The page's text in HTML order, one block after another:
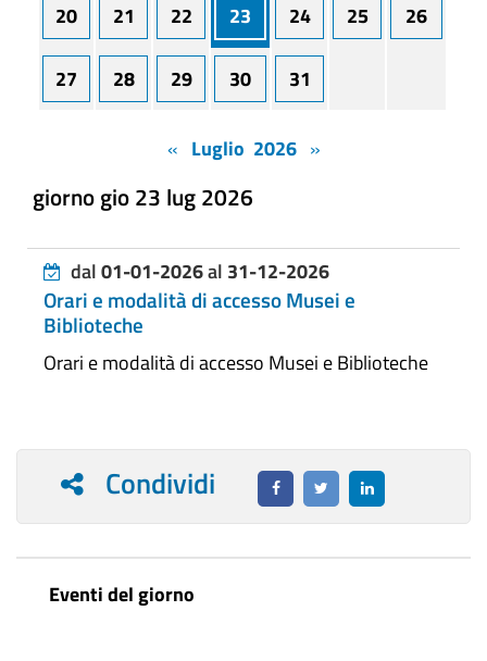
20 21 22 23 24 25 26
27 28 29 30 31
« Luglio 2026 »
giorno gio 23 lug 2026
dal01-01-2026al 31-12-2026
Orari e modalità di accesso Musei e
Biblioteche
Orari e modalità di accesso Musei e Biblioteche
Condividi
Eventi del giorno